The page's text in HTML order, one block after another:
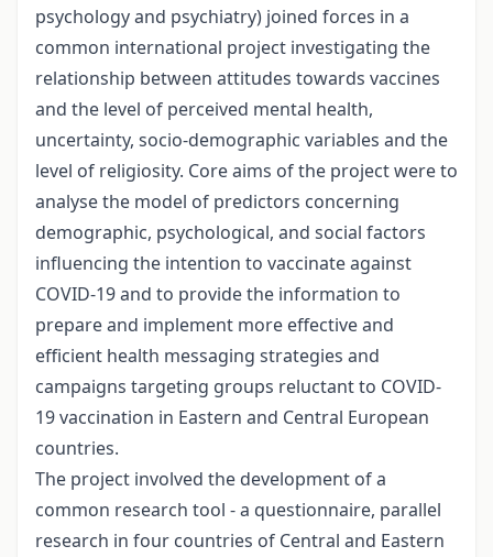
psychology and psychiatry) joined forces in a
common international project investigating the
relationship between attitudes towards vaccines
and the level of perceived mental health,
uncertainty, socio-demographic variables and the
level of religiosity. Core aims of the project were to
analyse the model of predictors concerning
demographic, psychological, and social factors
influencing the intention to vaccinate against
COVID-19 and to provide the information to
prepare and implement more effective and
efficient health messaging strategies and
campaigns targeting groups reluctant to COVID-
19 vaccination in Eastern and Central European
countries.
The project involved the development of a
common research tool - a questionnaire, parallel
research in four countries of Central and Eastern